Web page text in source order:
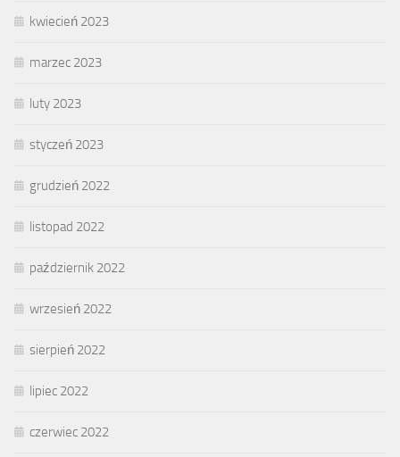
kwiecień 2023
marzec 2023
luty 2023
styczeń 2023
grudzień 2022
listopad 2022
październik 2022
wrzesień 2022
sierpień 2022
lipiec 2022
czerwiec 2022